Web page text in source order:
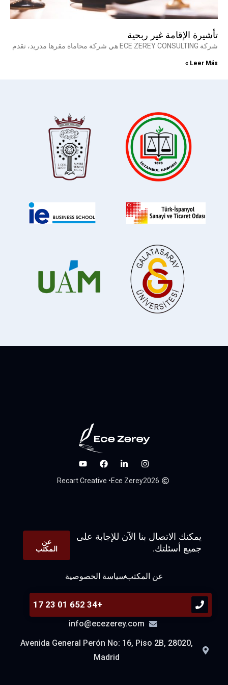
تأشيرة الإقامة غير ربحية
شركة ECE ZEREY CONSULTING هي شركة محاماة مقرها مدريد، تقدم
Leer Más »
2026
Ece Zerey
• Recart Creative
يمكنك الاتصال بنا الآن للإجابة على
جميع أسئلتك.
عن
المكتب
عن المكتبسياسة الخصوصية
+34 652 01 23 17
info@ecezerey.com
Avenida General Perón No: 16, Piso 2B, 28020,
Madrid